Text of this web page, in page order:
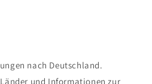
nach Deutschland.
und Informationen zur